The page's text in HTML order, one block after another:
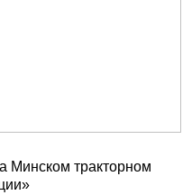
Минском тракторном